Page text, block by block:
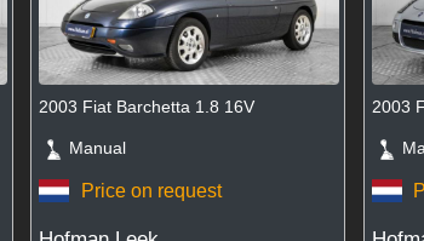
2003 Fiat Barchetta 1.8 16V
Manual
Price on request
2003